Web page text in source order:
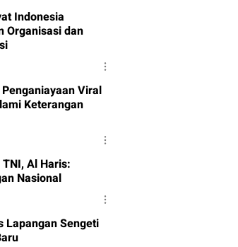
Indonesia
Organisasi dan
Viral
Keterangan
Al Haris:
Nasional
Lapangan Sengeti